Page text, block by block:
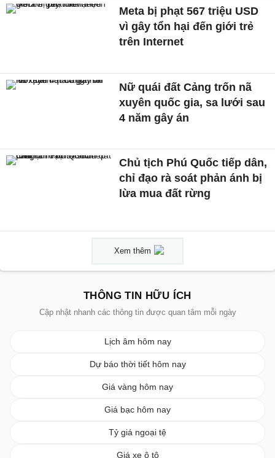
Meta bị phạt 567 triệu USD
vì gây tổn hại đến giới trẻ
trên Internet
Nữ quái đất Cảng trốn nã
xuyên quốc gia, sa lưới sau
4 năm gây án
Chủ tịch Phú Quốc tiếp dân,
chỉ đạo rà soát phản ánh bị
lừa mua đất rừng
Xem thêm
THÔNG TIN HỮU ÍCH
Cập nhật nhanh các thông tin được quan tâm mỗi ngày
Lịch âm hôm nay
Dự báo thời tiết hôm nay
Giá vàng hôm nay
Giá bạc hôm nay
Tỷ giá ngoại tệ
Giá xe ô tô